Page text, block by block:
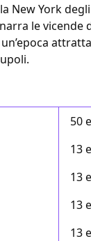
New York
le vicende
50
13
13
13
13